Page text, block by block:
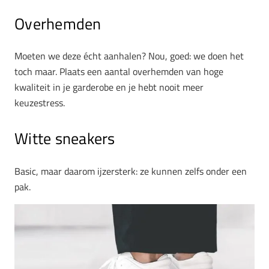
Overhemden
Moeten we deze écht aanhalen? Nou, goed: we doen het
toch maar. Plaats een aantal overhemden van hoge
kwaliteit in je garderobe en je hebt nooit meer
keuzestress.
Witte sneakers
Basic, maar daarom ijzersterk: ze kunnen zelfs onder een
pak.